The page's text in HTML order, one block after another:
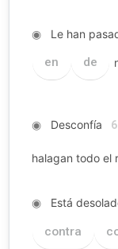
◉Le han
en de
◉Desconfía 6
halagan todo el
◉Está
contra